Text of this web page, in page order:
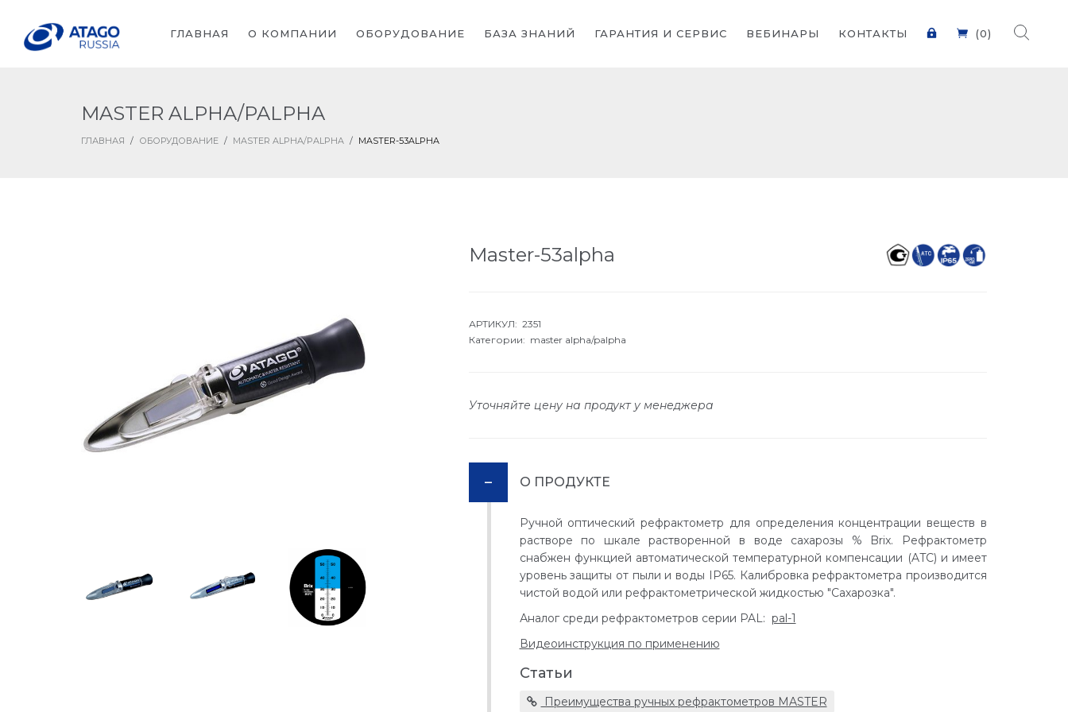
ГЛАВНАЯ О КОМПАНИИ ОБОРУДОВАНИЕ БАЗА ЗНАНИЙ ГАРАНТИЯ И СЕРВИС ВЕБИНАРЫ КОНТАКТЫ (0)
MASTER ALPHA/PALPHA
ГЛАВНАЯ / ОБОРУДОВАНИЕ / MASTER ALPHA/PALPHA / MASTER-53ALPHA
Master-53alpha
АРТИКУЛ: 2351
Категории: master alpha/palpha
Уточняйте цену на продукт у менеджера
О ПРОДУКТЕ
Ручной оптический рефрактометр для определения концентрации веществ в
растворе по шкале растворенной в воде сахарозы % Brix. Рефрактометр
снабжен функцией автоматической температурной компенсации (ATC) и имеет
уровень защиты от пыли и воды IP65. Калибровка рефрактометра производится
чистой водой или рефрактометрической жидкостью "Сахарозка".
Аналог среди рефрактометров серии PAL: pal-1
Видеоинструкция по применению
Статьи
Преимущества ручных рефрактометров MASTER